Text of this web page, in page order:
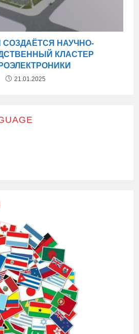
СОЗДАЁТСЯ НАУЧНО-
КЛАСТЕР
21.01.2025